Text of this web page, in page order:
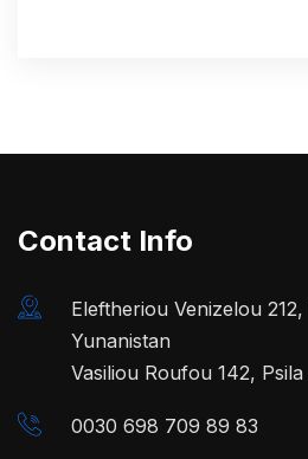
Contact Info
Eleftheriou Venizelou
Yunanistan
Vasiliou Roufou 142,
0030 698 709 89 83